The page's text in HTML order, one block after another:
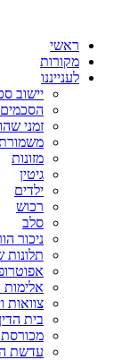
ראשי
מקורות
לענייננו
יישוב
הסכמים
זמני
מזונות
גיטין
ילדים
רכוש
סלב
ניכור
תלונות
צוואות
בית
עדשת